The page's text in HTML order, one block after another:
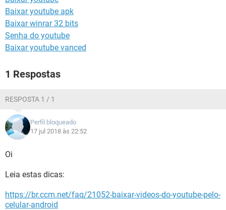
Baixar youtube apk
Baixar winrar 32 bits
Senha do youtube
Baixar youtube vanced
1 Respostas
RESPOSTA 1 / 1
Perfil bloqueado
17 jul 2018 às 22:52
Oi
Leia estas dicas:
https://br.ccm.net/faq/21052-baixar-videos-do-youtube-pelo-
celular-android